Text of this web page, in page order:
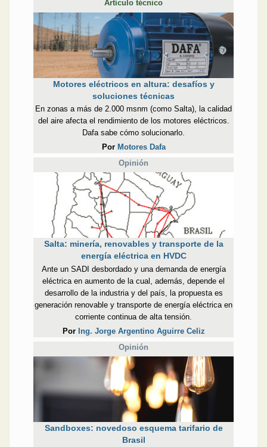
Artículo técnico
Motores eléctricos en altura: desafíos y
soluciones técnicas
En zonas a más de 2.000 msnm (como Salta), la calidad
del aire afecta el rendimiento de los motores eléctricos.
Dafa sabe cómo solucionarlo.
Por Motores Dafa
Opinión
Salta: minería, renovables y transporte de la
energía eléctrica en HVDC
Ante un SADI desbordado y una demanda de energía
eléctrica en aumento de la cual, además, depende el
desarrollo de la industria y del país, la propuesta es
generación renovable y transporte de energía eléctrica en
corriente continua de alta tensión.
Por Ing. Jorge Argentino Aguirre Celiz
Opinión
Sandboxes: novedoso esquema tarifario de
Brasil